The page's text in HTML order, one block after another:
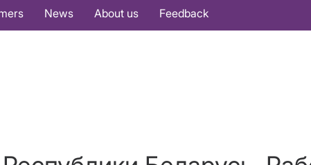
News About us Feedback